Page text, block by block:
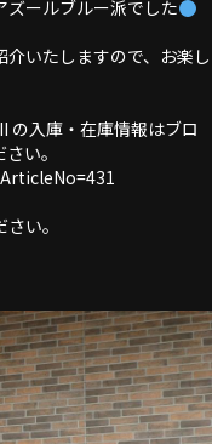
ズールブルー派でした
介いたしますので、お楽し
の入庫・在庫情報はブロ
い。
い。